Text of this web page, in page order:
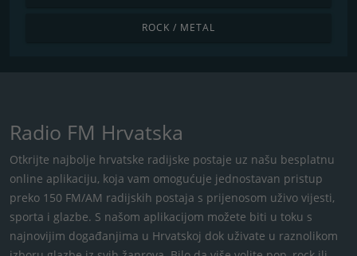
ROCK / METAL
Radio FM Hrvatska
Otkrijte najbolje hrvatske radijske postaje uz našu besplatnu
online aplikaciju, koja vam omogućuje jednostavan pristup
preko 150 FM/AM radijskih postaja s ​​prijenosom uživo vijesti,
sporta i glazbe. S našom aplikacijom možete biti u toku s
najnovijim događanjima u Hrvatskoj dok uživate u raznolikom